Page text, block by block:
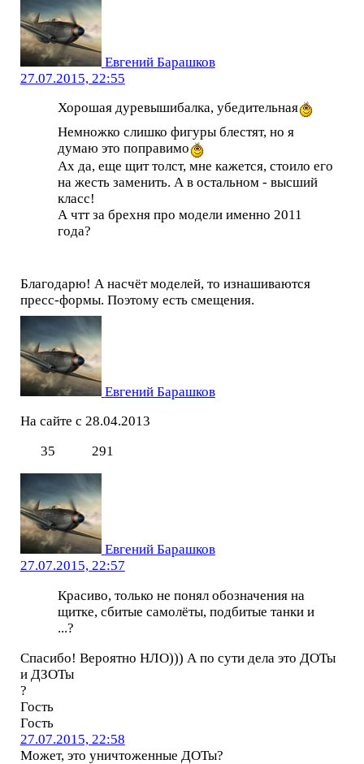
Евгений Барашков
27.07.2015, 22:55
Хорошая дуревышибалка, убедительная
Немножко слишко фигуры блестят, но я
думаю это поправимо
Ах да, еще щит толст, мне кажется, стоило его
на жесть заменить. А в остальном - высший
класс!
А чтт за брехня про модели именно 2011
года?
Благодарю! А насчёт моделей, то изнашиваются
пресс-формы. Поэтому есть смещения.
Евгений Барашков
На сайте с 28.04.2013
35
291
Евгений Барашков
27.07.2015, 22:57
Красиво, только не понял обозначения на
щитке, сбитые самолёты, подбитые танки и
...?
Спасибо! Вероятно НЛО))) А по сути дела это ДОТы
и ДЗОТы
?
Гость
Гость
27.07.2015, 22:58
Может, это уничтоженные ДОТы?